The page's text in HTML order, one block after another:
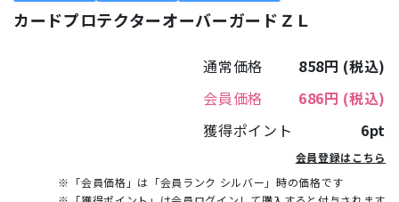
カードプロテクターオーバーガードＺＬ
通常価格 858円 (税込)
会員価格
686円 (税込)
獲得ポイント
6pt
会員登録はこちら
※「会員価格」は「会員ランク シルバー」時の価格です